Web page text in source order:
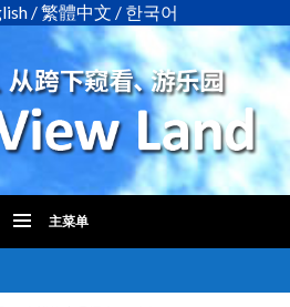
/繁體中文 / 한국어
主菜单